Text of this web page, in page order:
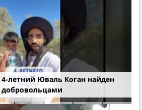
4-летний Юваль Коган найден
добровольцами